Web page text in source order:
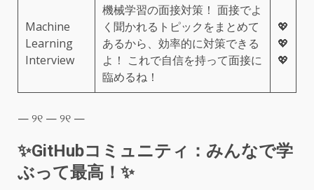
Machine
Learning
Interview
機械学習の面接対策！ 面接でよ
く聞かれるトピックをまとめて
あるから、効率的に対策できる
よ！ これで自信を持って面接に
臨めるね！
💖
💖
💖
— ୨୧ — ୨୧ —
✨GitHubコミュニティ：みんなで学
ぶって最高！✨